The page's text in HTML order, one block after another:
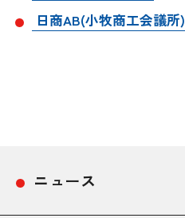
日商AB(小牧商工会議所)
ニュース